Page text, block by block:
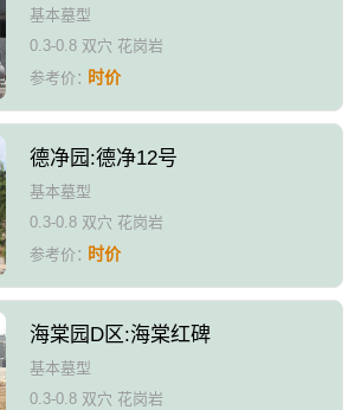
基本墓型
0.3-0.8 双穴 花岗岩
参考价：时价
德净园:德净12号
基本墓型
0.3-0.8 双穴 花岗岩
参考价：时价
海棠园D区:海棠红碑
基本墓型
0.3-0.8 双穴 花岗岩